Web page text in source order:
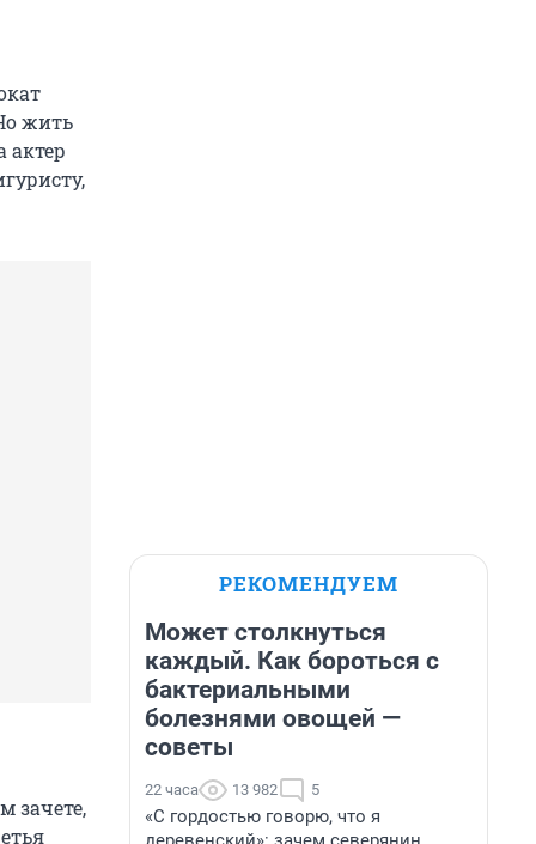
жить
актер
зачете,
РЕКОМЕНДУЕМ
Может столкнуться
каждый. Как бороться с
бактериальными
болезнями овощей —
советы
22 часа 13 982 5
«С гордостью говорю, что я